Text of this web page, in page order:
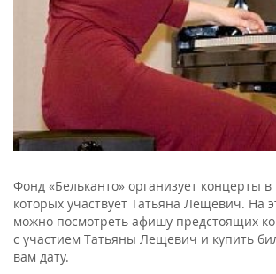
Фонд «Бельканто» организует концерты
которых участвует Татьяна Лещевич. На
можно посмотреть афишу предстоящих
с участием Татьяны Лещевич и купить
вам дату.